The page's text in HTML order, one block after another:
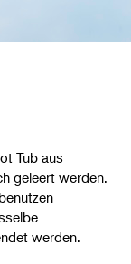
Tub aus
geleert werden.
werden.